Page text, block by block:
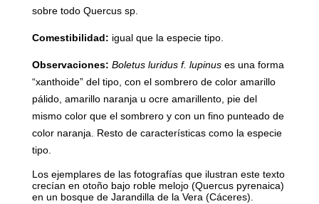
sobre todo Quercus sp.
Comestibilidad: igual que la especie tipo.
Observaciones: Boletus luridus f. lupinuses una forma
“xanthoide” del tipo, con el sombrero de color amarillo
pálido, amarillo naranja u ocre amarillento, pie del
mismo color que el sombrero y con un fino punteado de
color naranja. Resto de características como la especie
tipo.
Los ejemplares de las fotografías que ilustran este texto
crecían en otoño bajo roble melojo (Quercus pyrenaica)
en un bosque de Jarandilla de la Vera (Cáceres).